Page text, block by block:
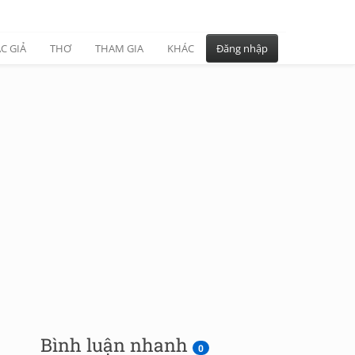
GIẢ THƠ THAM GIA KHÁC Đăng nhập
Bình luận nhanh 0